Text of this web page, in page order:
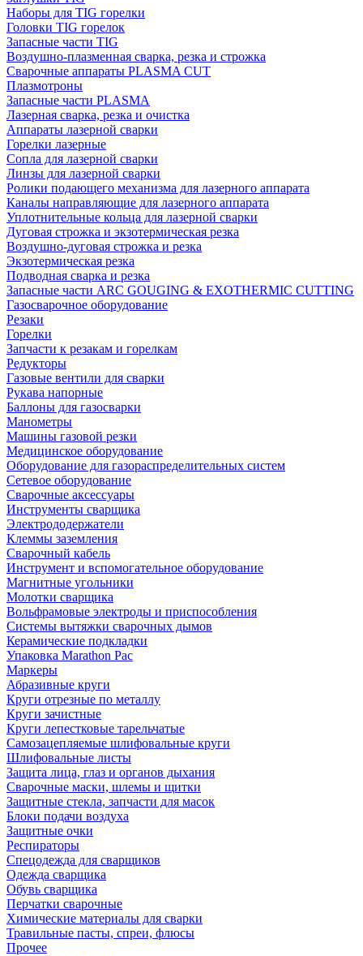
Наборы для TIG горелки
Головки TIG горелок
Запасные части TIG
Воздушно-плазменная сварка, резка и строжка
Сварочные аппараты PLASMA CUT
Плазмотроны
Запасные части PLASMA
Лазерная сварка, резка и очистка
Аппараты лазерной сварки
Горелки лазерные
Сопла для лазерной сварки
Линзы для лазерной сварки
Ролики подающего механизма для лазерного аппарата
Каналы направляющие для лазерного аппарата
Уплотнительные кольца для лазерной сварки
Дуговая строжка и экзотермическая резка
Воздушно-дуговая строжка и резка
Экзотермическая резка
Подводная сварка и резка
Запасные части ARC GOUGING & EXOTHERMIC CUTTING
Газосварочное оборудование
Резаки
Горелки
Запчасти к резакам и горелкам
Редукторы
Газовые вентили для сварки
Рукава напорные
Баллоны для газосварки
Манометры
Машины газовой резки
Медицинское оборудование
Оборудование для газораспределительных систем
Сетевое оборудование
Сварочные аксессуары
Инструменты сварщика
Электрододержатели
Клеммы заземления
Сварочный кабель
Инструмент и вспомогательное оборудование
Магнитные угольники
Молотки сварщика
Вольфрамовые электроды и приспособления
Системы вытяжки сварочных дымов
Керамические подкладки
Упаковка Marathon Pac
Маркеры
Абразивные круги
Круги отрезные по металлу
Круги зачистные
Круги лепестковые тарельчатые
Самозацепляемые шлифовальные круги
Шлифовальные листы
Защита лица, глаз и органов дыхания
Сварочные маски, шлемы и щитки
Защитные стекла, запчасти для масок
Блоки подачи воздуха
Защитные очки
Респираторы
Спецодежда для сварщиков
Одежда сварщика
Обувь сварщика
Перчатки сварочные
Химические материалы для сварки
Травильные пасты, спреи, флюсы
Прочее